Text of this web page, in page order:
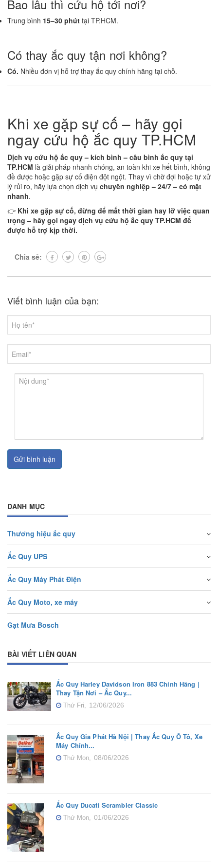
Bao lâu thì cứu hộ tới nơi?
Trung bình 15–30 phút tại TP.HCM.
Có thay ắc quy tận nơi không?
Có. Nhiều đơn vị hỗ trợ thay ắc quy chính hãng tại chỗ.
Khi xe gặp sự cố – hãy gọi
ngay cứu hộ ắc quy TP.HCM
Dịch vụ cứu hộ ắc quy – kích bình – câu bình ắc quy tại
TP.HCM là giải pháp nhanh chóng, an toàn khi xe hết bình, không
đề được hoặc gặp sự cố điện đột ngột. Thay vì chờ đợi hoặc tự xử
lý rủi ro, hãy lựa chọn dịch vụ chuyên nghiệp – 24/7 – có mặt
nhanh.
👉 Khi xe gặp sự cố, đừng để mất thời gian hay lỡ việc quan
trọng – hãy gọi ngay dịch vụ cứu hộ ắc quy TP.HCM để
được hỗ trợ kịp thời.
Chia sẻ:
Viết bình luận của bạn:
Gửi bình luận
DANH MỤC
Thương hiệu ắc quy
Ắc Quy UPS
Ắc Quy Máy Phát Điện
Ắc Quy Moto, xe máy
Gạt Mưa Bosch
BÀI VIẾT LIÊN QUAN
Ắc Quy Harley Davidson Iron 883 Chính Hãng |
Thay Tận Nơi – Ắc Quy...
Thứ Fri, 12/06/2026
Ắc Quy Gia Phát Hà Nội | Thay Ắc Quy Ô Tô, Xe
Máy Chính...
Thứ Mon, 08/06/2026
Ắc Quy Ducati Scrambler Classic
Thứ Mon, 01/06/2026